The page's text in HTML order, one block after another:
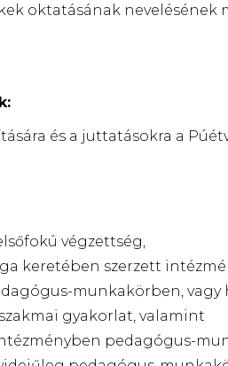
oktatásának
és a juttatásokra a
végzettség,
keretében szerzett
munkakörben,
gyakorlat, valamint
pedagógus-